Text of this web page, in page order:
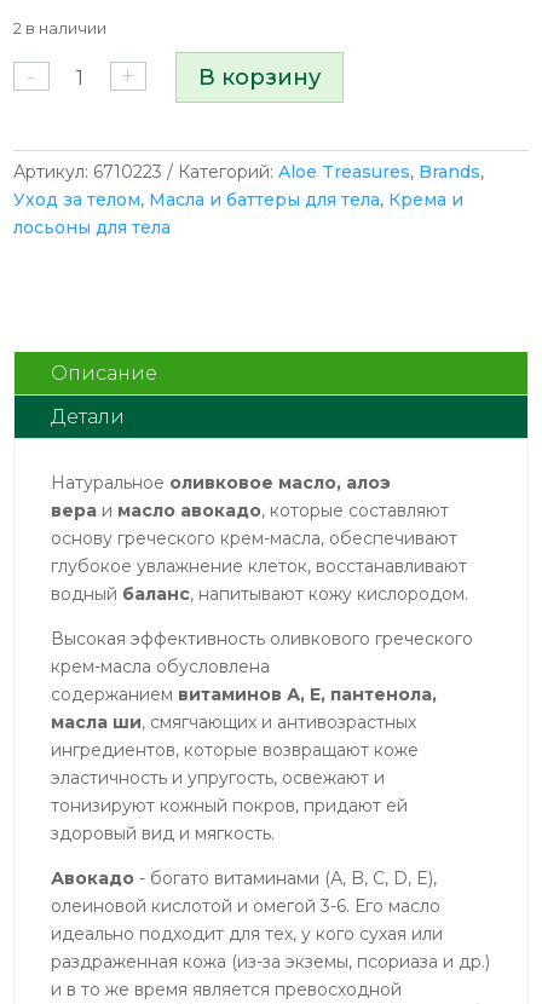
2 в наличии
-
товара
Body
Butter
Avocado
маслом
авокадо,
200ml
+ В корзину
Артикул: 6710223 Категорий:Aloe Treasures, Brands,
Уход за телом, Масла и баттеры для тела, Крема и
лосьоны для тела
Описание
Детали
Натуральное оливковое масло, алоэ
вера и масло авокадо, которые составляют
основу греческого крем-масла, обеспечивают
глубокое увлажнение клеток, восстанавливают
водный баланс, напитывают кожу кислородом.
Высокая эффективность оливкового греческого
крем-масла обусловлена
содержанием витаминов А, Е, пантенола,
масла ши, смягчающих и антивозрастных
ингредиентов, которые возвращают коже
эластичность и упругость, освежают и
тонизируют кожный покров, придают ей
здоровый вид и мягкость.
Авокадо - богато витаминами (А, B, C, D, E),
олеиновой кислотой и омегой 3-6. Его масло
идеально подходит для тех, у кого сухая или
раздраженная кожа (из-за экземы, псориаза и др.)
и в то же время является превосходной